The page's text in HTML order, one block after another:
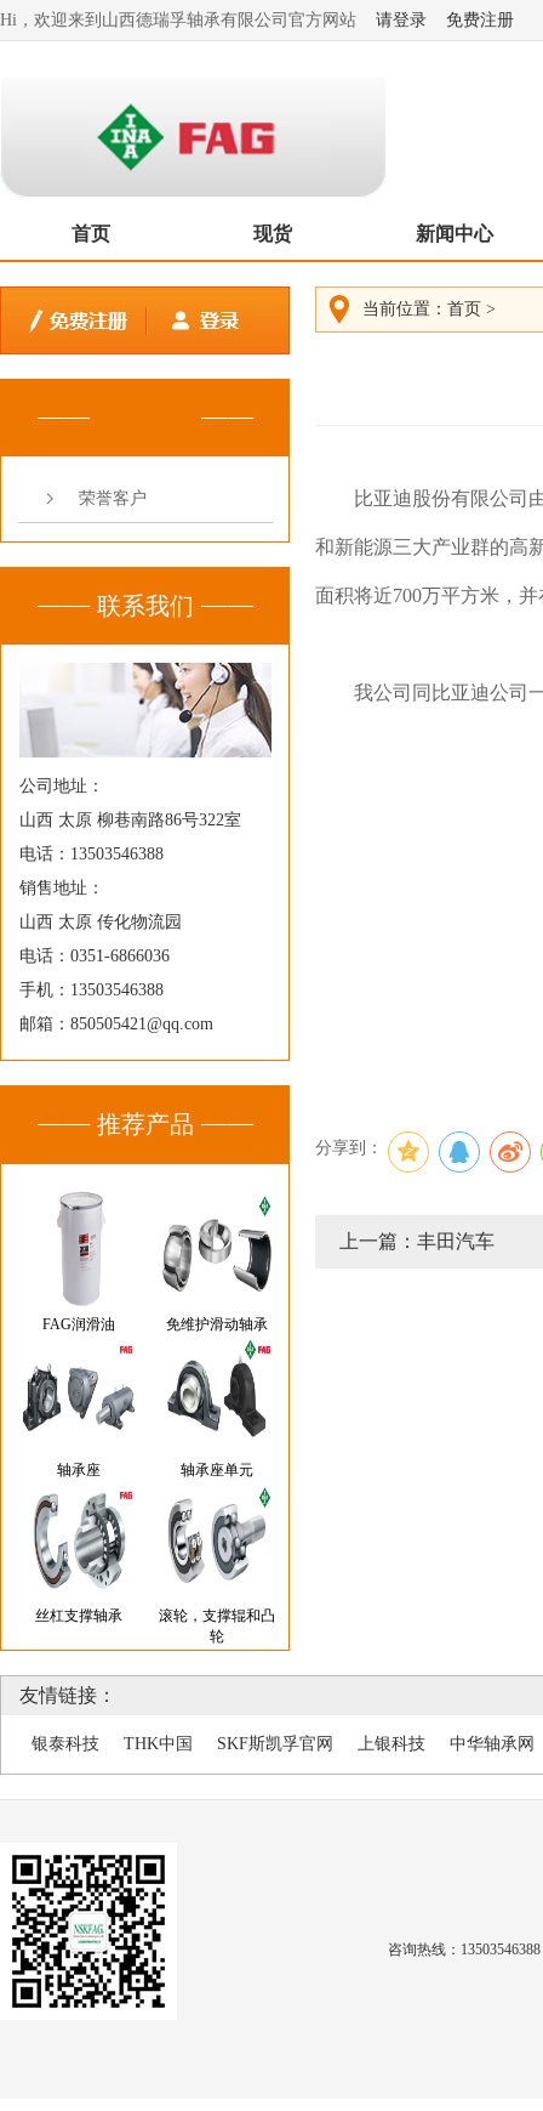
Hi，欢迎来到山西德瑞孚轴承有限公司官方网站 请登录 免费注册
首页 现货 新闻中心
荣誉客户
联系我们
公司地址：
山西 太原 柳巷南路86号322室
电话：13503546388
销售地址：
山西 太原 传化物流园
电话：0351-6866036
手机：13503546388
邮箱：850505421@qq.com
推荐产品
FAG润滑油 免维护滑动轴承
轴承座 轴承座单元
丝杠支撑轴承
滚轮，支撑辊和凸
轮
当前位置： 首页 >
比亚迪股份有限公司
和新能源三大产业群的高
面积将近700万平方米，
我公司同比亚迪公司
分享到：
上一篇：丰田汽车
友情链接：
银泰科技 THK中国 SKF斯凯孚官网 上银科技 中华轴承网
咨询热线：